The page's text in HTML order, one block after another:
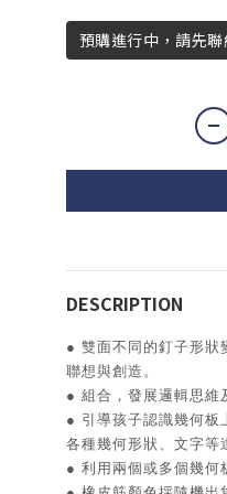
預購進行中，請先
DESCRIPTION
● 雙面不同的釘子形狀
聯想與創造。
● 組合，發展邏輯思維
● 引導孩子認識幾何板
各種幾何形狀、文字等
● 利用兩個或多個幾何